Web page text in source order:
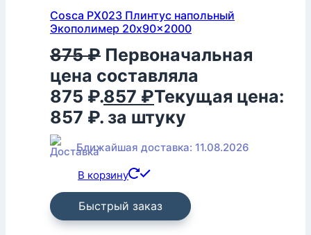
Cosca PX023 Плинтус напольный
Экополимер 20x90x2000
875₽ Первоначальная
цена составляла
875 ₽.857 ₽Текущая цена:
857 ₽. за штуку
Ближайшая доставка: 11.08.2026
В корзину
Быстрый заказ